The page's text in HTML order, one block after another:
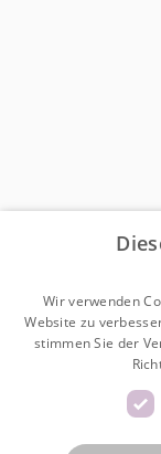
Wir verwenden
Website zu
stimmen Sie der